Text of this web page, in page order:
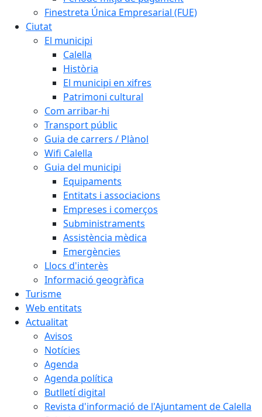
Finestreta Única Empresarial (FUE)
Ciutat
El municipi
Calella
Història
El municipi en xifres
Patrimoni cultural
Com arribar-hi
Transport públic
Guia de carrers / Plànol
Wifi Calella
Guia del municipi
Equipaments
Entitats i associacions
Empreses i comerços
Subministraments
Assistència mèdica
Emergències
Llocs d'interès
Informació geogràfica
Turisme
Web entitats
Actualitat
Avisos
Notícies
Agenda
Agenda política
Butlletí digital
Revista d'informació de l'Ajuntament de Calella